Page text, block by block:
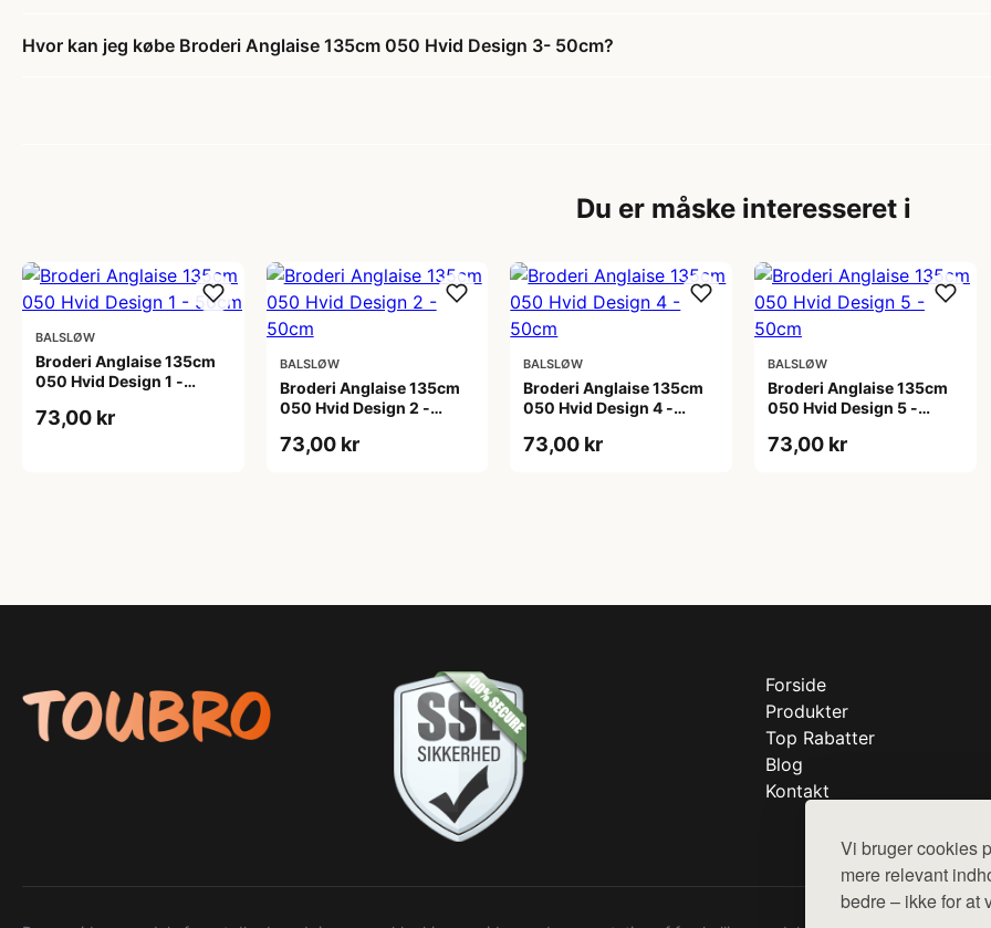
Vi bruger cookies
mere relevant
bedre – ikke for at
Hvor kan jeg købe Broderi Anglaise 135cm 050 Hvid Design 3- 50cm?
Du er måske interesseret i
BALSLØW
Broderi Anglaise 135cm
050 Hvid Design 1 -
73,00 kr
BALSLØW
Broderi Anglaise 135cm
050 Hvid Design 2 -
73,00 kr
BALSLØW
Broderi Anglaise 135cm
050 Hvid Design 4 -
73,00 kr
BALSLØW
Broderi Anglaise 135cm
050 Hvid Design 5 -
73,00 kr
Forside
Produkter
Top Rabatter
Blog
Kontakt